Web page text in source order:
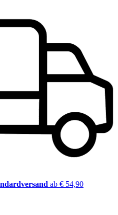
ab € 54,90